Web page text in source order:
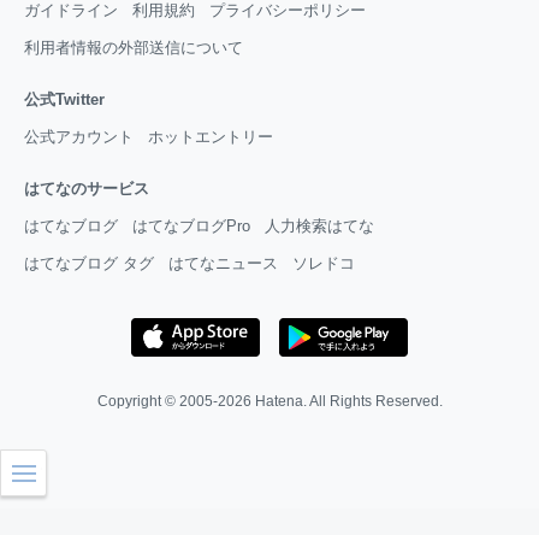
ガイドライン 利用規約 プライバシーポリシー
利用者情報の外部送信について
公式Twitter
公式アカウント ホットエントリー
はてなのサービス
はてなブログ はてなブログPro 人力検索はてな
はてなブログ タグ はてなニュース ソレドコ
Copyright © 2005-2026 Hatena. All Rights Reserved.